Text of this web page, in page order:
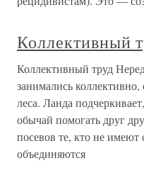
Коллективный
Коллективный труд
занимались
леса. Ланда
обычай помогать друг
посевов те, кто не имеют
объединяются